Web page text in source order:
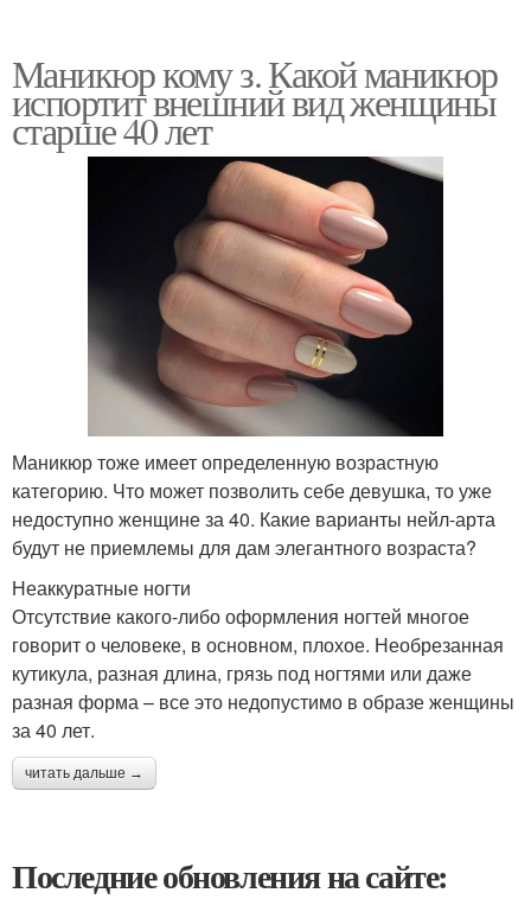
Маникюр кому з. Какой маникюр
испортит внешний вид женщины
старше 40 лет
Маникюр тоже имеет определенную возрастную
категорию. Что может позволить себе девушка, то уже
недоступно женщине за 40. Какие варианты нейл-арта
будут не приемлемы для дам элегантного возраста?
Неаккуратные ногти
Отсутствие какого-либо оформления ногтей многое
говорит о человеке, в основном, плохое. Необрезанная
кутикула, разная длина, грязь под ногтями или даже
разная форма – все это недопустимо в образе женщины
за 40 лет.
читать дальше →
Последние обновления на сайте: